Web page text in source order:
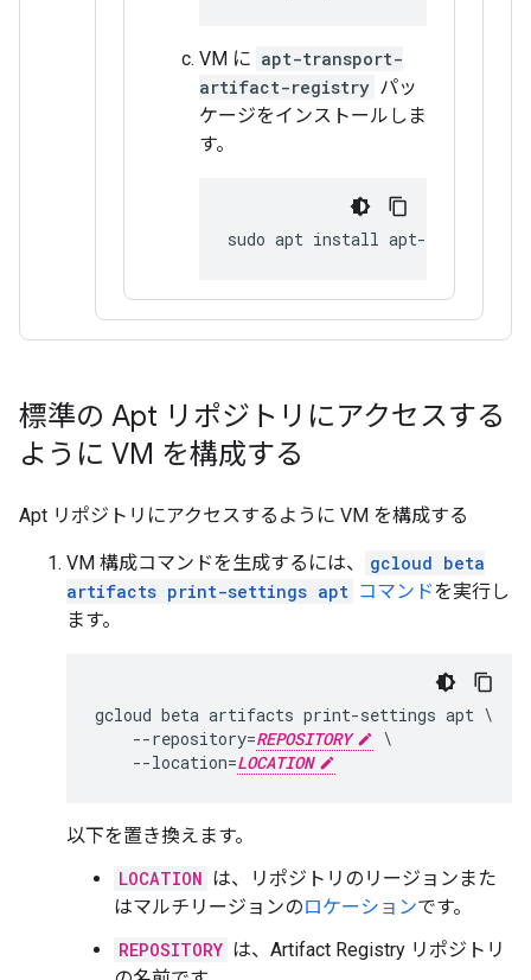
VM に apt-transport-
artifact-registry パッ
ケージをインストールしま
す。
sudo apt install
標準の Apt リポジトリにアクセスする
ように VM を構成する
Apt リポジトリにアクセスするように VM を構成する
VM 構成コマンドを生成するには、
gcloud beta
artifacts print-settings apt コマンドを実行し
ます。
gcloud beta artifacts print-settings apt \
    --repository=
REPOSITORY
\
    --location=
LOCATION
以下を置き換えます。
LOCATION は、リポジトリのリージョンまた
はマルチリージョンのロケーションです。
REPOSITORY は、Artifact Registry リポジトリ